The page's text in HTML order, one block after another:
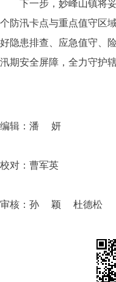
下一步，妙峰山镇将妥
个防汛卡点与重点值守区
好隐患排查、应急值守、
汛期安全屏障，全力守护
编辑：潘 妍
校对：曹军英
审核：孙 颖 杜德松